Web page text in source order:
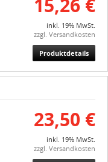
inkl. 19% MwSt.
zzgl. Versandkosten
Produktdetails
23,50 €
inkl. 19% MwSt.
zzgl. Versandkosten